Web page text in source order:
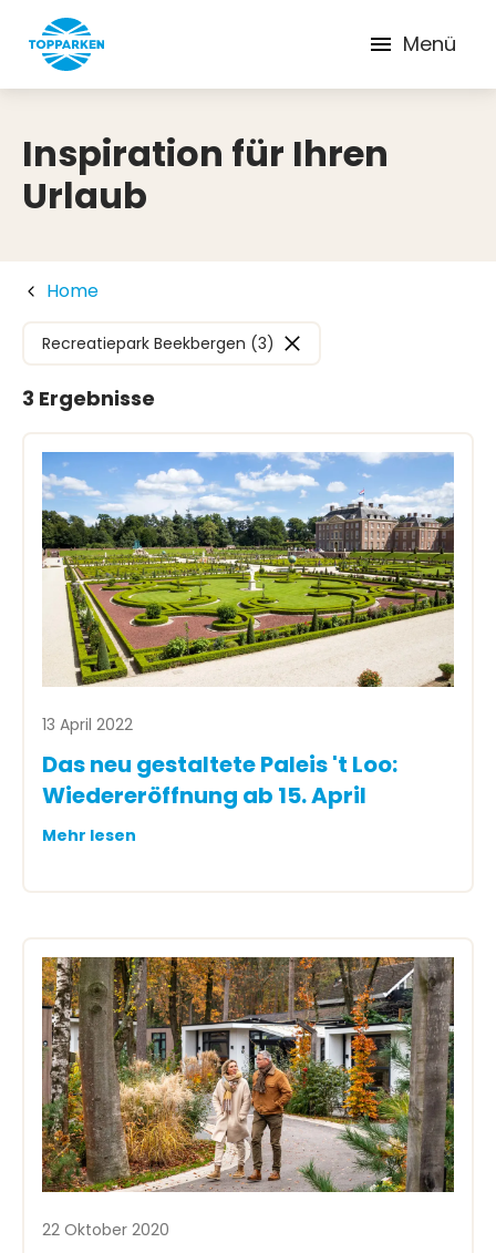
Menü
Inspiration für Ihren
Urlaub
Home
Recreatiepark Beekbergen (3)
3 Ergebnisse
13 April 2022
Das neu gestaltete Paleis 't Loo:
Wiedereröffnung ab 15. April
Mehr lesen
22 Oktober 2020